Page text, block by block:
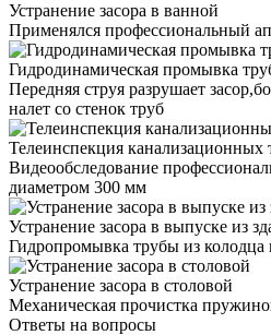
Устранение засора в ванной
Применялся профессиональный
Гидродинамическая промывка
Передняя струя разрушает
налет со стенок труб
Телеинспекция канализационных
Видеообследование
диаметром 300 мм
Устранение засора в выпуске из
Гидропромывка трубы из колодца
Устранение засора в столовой
Механическая прочистка
Ответы на вопросы